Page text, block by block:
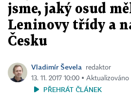
jsme, jaký osud
Leninovy třídy a
Česku
Vladimír Ševela
redaktor
13. 11. 2017 10:00 ▪
PŘEHRÁT ČLÁNEK